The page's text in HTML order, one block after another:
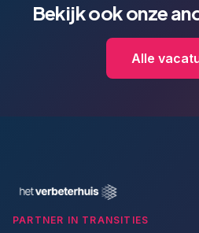
Bekijk ook onze
Alle
PARTNER IN TRANSITIES